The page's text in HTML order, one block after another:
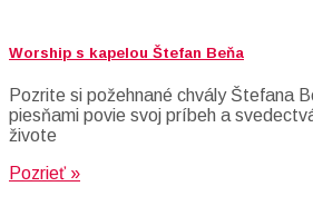
Worship s kapelou Štefan Beňa
Pozrite si požehnané chvály Štefana
piesňami povie svoj príbeh a
živote
Pozrieť »